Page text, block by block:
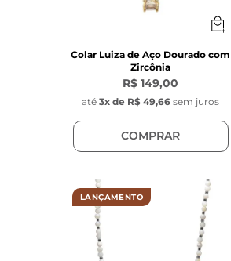
Colar Luiza de Aço Dourado com
Zircônia
R$ 149,00
até 3x de R$ 49,66 sem juros
COMPRAR
LANÇAMENTO